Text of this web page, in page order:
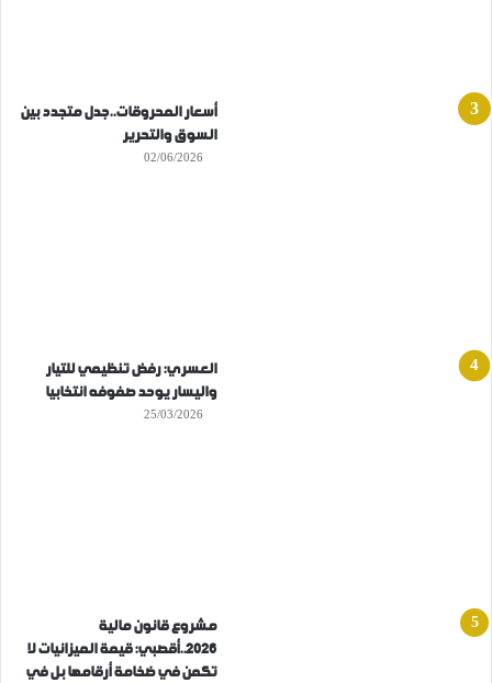
أسعار المحروقات..جدل متجدد بين
السوق والتحرير
02/06/2026
العسري: رفض تنظيمي للتيار
واليسار يوحد صفوفه انتخابيا
25/03/2026
مشروع قانون مالية
2026..أقصبي: قيمة الميزانيات لا
تكمن في ضخامة أرقامها بل في